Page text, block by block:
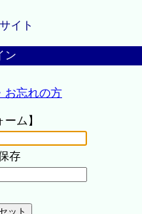
イト
ン
お忘れの方
ーム】
存